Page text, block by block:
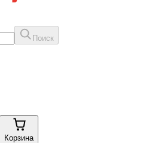
Поиск
Корзина